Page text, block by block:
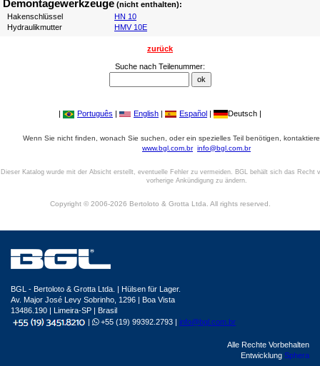
Demontagewerkzeuge (nicht enthalten):
Hakenschlüssel
HN 10
Hydraulikmutter
HMV 10E
zurück
Suche nach Teilenummer:
| Português | English | Español | Deutsch |
Wenn Sie nicht finden, wonach Sie suchen, oder ein spezielles Teil benötigen,
www.bgl.com.br info@bgl.com.br
Dieser Katalog wurde mit der Absicht erstellt, eventuelle Fehler zu vermeiden. BGL behält sich das Recht
vorherige Ankündigung zu ändern.
Copyright © 2006-2026 Bertoloto & Grotta Ltda. All rights reserved.
BGL - Bertoloto & Grotta Ltda. | Hülsen für Lager.
Av. Major José Levy Sobrinho, 1296 | Boa Vista
13486.190 | Limeira-SP | Brasil
|
+55 (19) 99392.2793 | info@bgl.com.br
Alle Rechte Vorbehalten
Entwicklung Sphera